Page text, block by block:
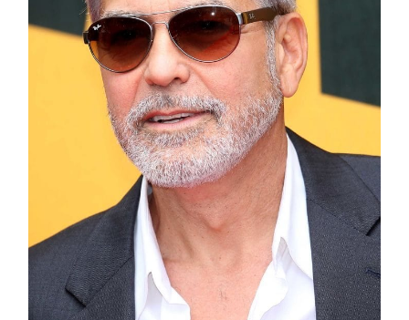
DYSON
Dyson presenta la nuova collezione
pervinca e rosé per Natale
Continua la carrellata di look firmati
Cotril alla Festa del Cinema di Roma
TONI&GUY
A Natale regala una doppia
TONI&GUY “Feel Good Experience”!
TONI&GUY
LABEL.M lancia la sua innovativa ed